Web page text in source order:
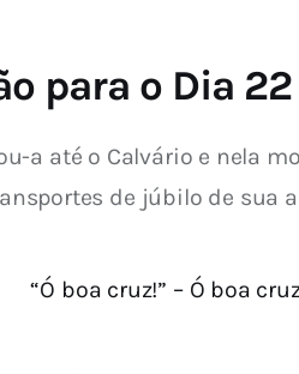
para o Dia
a até o Calvário e nela
de júbilo de sua
“Ó boa cruz!” – Ó boa